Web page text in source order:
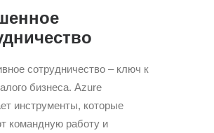
сотрудничество – ключ к
бизнеса. Azure
инструменты, которые
командную работу и